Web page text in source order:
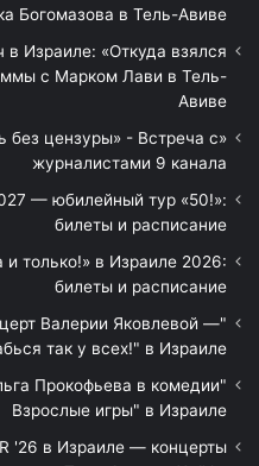
Богомазова в Тель-Авиве
Израиле: «Откуда взялся
с Марком Лави в Тель-
Авиве
без цензуры» - Встреча с
журналистами 9 канала
— юбилейный тур «50!»:
билеты и расписание
только!» в Израиле 2026:
билеты и расписание
Валерии Яковлевой —
так у всех!" в Израиле
Прокофьева в комедии
Взрослые игры" в Израиле
'26 в Израиле — концерты